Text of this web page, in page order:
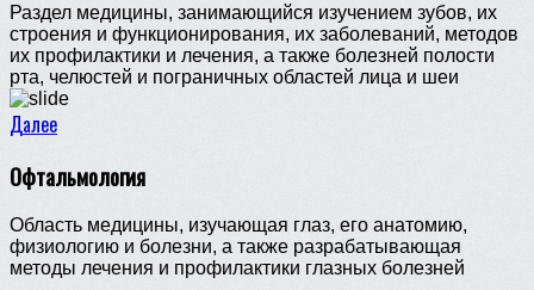
Раздел медицины, занимающийся изучением зубов, их
строения и функционирования, их заболеваний, методов
их профилактики и лечения, а также болезней полости
рта, челюстей и пограничных областей лица и шеи
Далее
Офтальмология
Область медицины, изучающая глаз, его анатомию,
физиологию и болезни, а также разрабатывающая
методы лечения и профилактики глазных болезней